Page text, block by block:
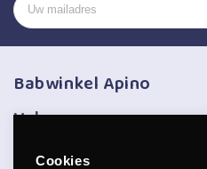
Babwinkel Apino
Volg ons
Informatie
Cookies